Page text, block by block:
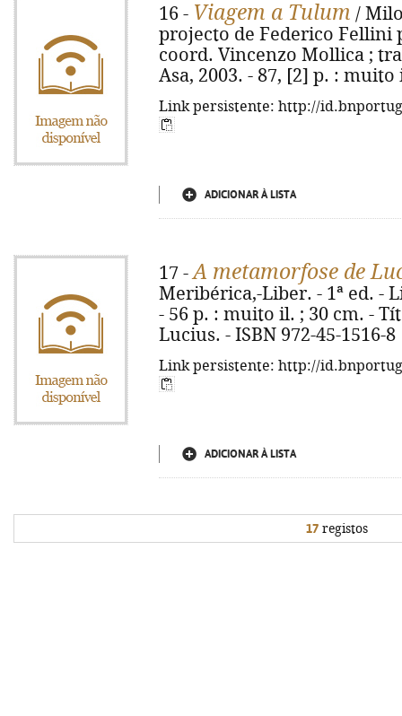
16 - Viagem a Tulum /
projecto de Federico Fellini
coord. Vincenzo Mollica ;
Asa, 2003. - 87, [2] p. : muito
Link persistente: http://
ADICIONAR À LISTA
17 -A metamorfose de
Meribérica,-Liber. - 1ª ed. -
- 56 p. : muito il. ; 30 cm. -
Lucius. - ISBN 972-45-1516-8
Link persistente: http://
ADICIONAR À LISTA
17registos